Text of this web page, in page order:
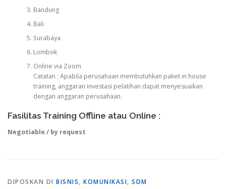
Bandung
Bali
Surabaya
Lombok
Online via Zoom
Catatan : Apabila perusahaan membutuhkan paket in house
training, anggaran investasi pelatihan dapat menyesuaikan
dengan anggaran perusahaan.
Fasilitas Training Offline atau Online :
Negotiable / by request
DIPOSKAN DI BISNIS, KOMUNIKASI, SDM